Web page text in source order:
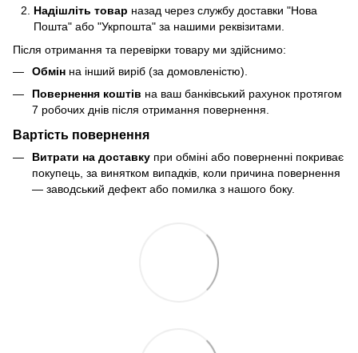
Надішліть товар назад через службу доставки "Нова
Пошта" або "Укрпошта" за нашими реквізитами.
Після отримання та перевірки товару ми здійснимо:
Обмін на інший виріб (за домовленістю).
Повернення коштів на ваш банківський рахунок протягом
7 робочих днів після отримання повернення.
Вартість повернення
Витрати на доставку при обміні або поверненні покриває
покупець, за винятком випадків, коли причина повернення
— заводський дефект або помилка з нашого боку.